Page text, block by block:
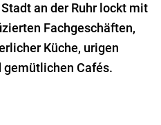
an der Ruhr lockt mit
Fachgeschäften,
Küche, urigen
gemütlichen Cafés.